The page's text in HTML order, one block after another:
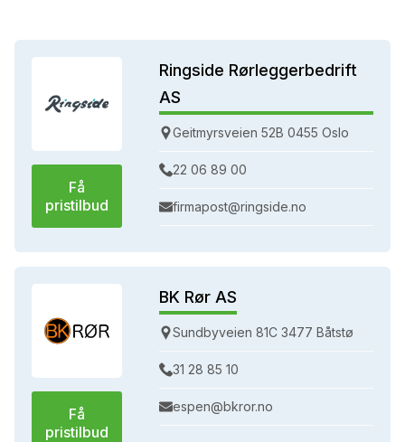
Få
pristilbud
Ringside Rørleggerbedrift
AS
Geitmyrsveien 52B 0455 Oslo
22 06 89 00
firmapost@ringside.no
Få
pristilbud
BK Rør AS
Sundbyveien 81C 3477 Båtstø
31 28 85 10
espen@bkror.no